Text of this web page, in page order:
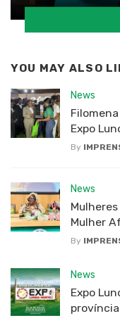
YOU MAY ALSO
News
Expo
By
News
Mulher
By
News
Expo